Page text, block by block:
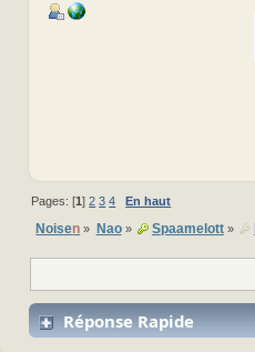
Pages: [1]2 3 4 En haut
Noisen » Nao» Spaamelott»
Réponse Rapide